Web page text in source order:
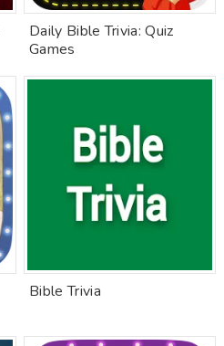
Daily Bible Trivia: Quiz
Games
Bible Trivia